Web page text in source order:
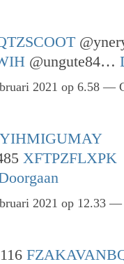
@ungute84…
2021 op 6.58 —
YIHMIGUMAY
XFTPZFLXPK
2021 op 12.33 —